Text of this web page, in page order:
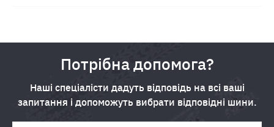
Потрібна допомога?
Наші спеціалісти дадуть відповідь на всі ваші
запитання і допоможуть вибрати відповідні шини.